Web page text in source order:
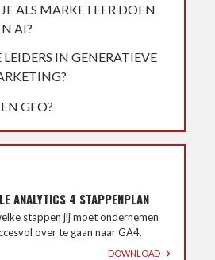
ALS MARKETEER DOEN
AI?
IN GENERATIEVE
GEO?
ANALYTICS 4 STAPPENPLAN
stappen jij moet ondernemen
over te gaan naar GA4.
DOWNLOAD